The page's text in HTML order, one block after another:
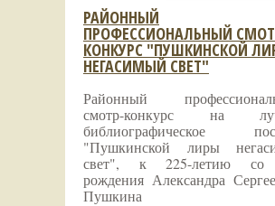
РАЙОННЫЙ
ПРОФЕССИОНАЛЬНЫЙ
КОНКУРС "ПУШКИНСКОЙ
НЕГАСИМЫЙ СВЕТ"
Районный
смотр-конкурс на
библиографическое
"Пушкинской лиры
свет", к 225-летию со
рождения Александра
Пушкина